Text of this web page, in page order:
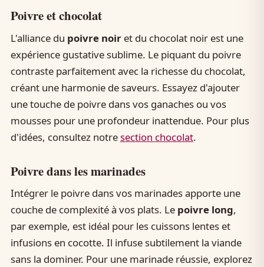
Poivre et chocolat
L'alliance du poivre noiret du chocolat noir est une
expérience gustative sublime. Le piquant du poivre
contraste parfaitement avec la richesse du chocolat,
créant une harmonie de saveurs. Essayez d'ajouter
une touche de poivre dans vos ganaches ou vos
mousses pour une profondeur inattendue. Pour plus
d'idées, consultez notresection chocolat.
Poivre dans les marinades
Intégrer le poivre dans vos marinades apporte une
couche de complexité à vos plats. Le poivre long,
par exemple, est idéal pour les cuissons lentes et
infusions en cocotte. Il infuse subtilement la viande
sans la dominer. Pour une marinade réussie, explorez